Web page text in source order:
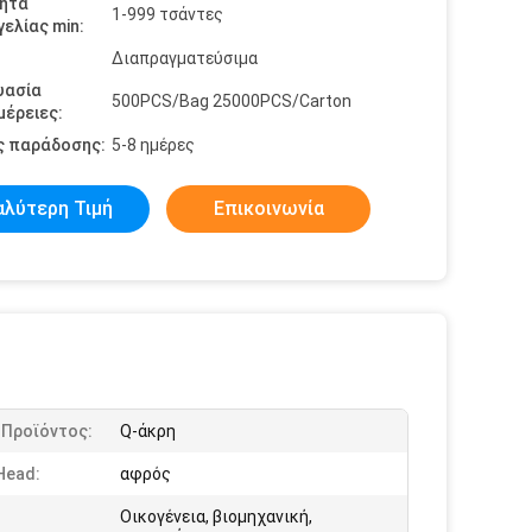
min:
1-999 τσάντες
Διαπραγματεύσιμα
500PCS/Bag 25000PCS/Carton
παράδοσης: 5-8 ημέρες
Τιμή Επικοινωνία
Q-άκρη
αφρός
Οικογένεια, βιομηχανική,